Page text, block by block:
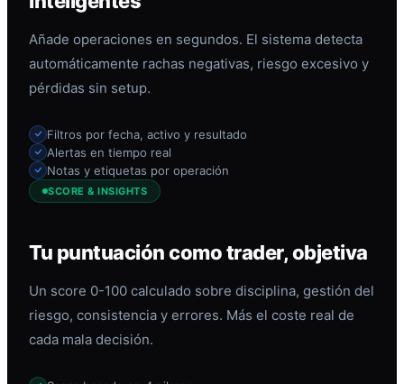
Añade operaciones en segundos. El sistema detecta
automáticamente rachas negativas, riesgo excesivo y
pérdidas sin setup.
Filtros por fecha, activo y resultado
Alertas en tiempo real
Notas y etiquetas por operación
SCORE & INSIGHTS
Tu puntuación como trader, objetiva
Un score 0-100 calculado sobre disciplina, gestión del
riesgo, consistencia y errores. Más el coste real de
cada mala decisión.